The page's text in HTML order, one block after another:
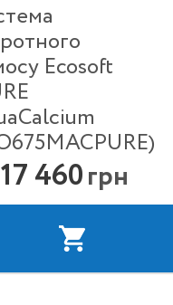
Ecosoft
17 460грн